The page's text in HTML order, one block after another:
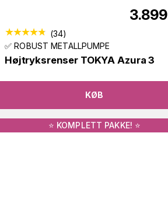
3.899
(34)
✅ ROBUST METALLPUMPE
Højtryksrenser TOKYA Azura 3
KØB
⭐️ KOMPLETT PAKKE! ⭐️